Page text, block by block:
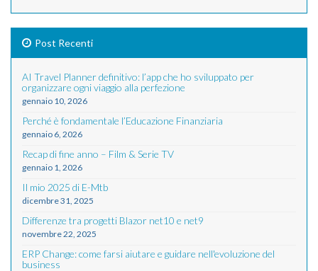
Post Recenti
AI Travel Planner definitivo: l’app che ho sviluppato per
organizzare ogni viaggio alla perfezione
gennaio 10, 2026
Perché è fondamentale l’Educazione Finanziaria
gennaio 6, 2026
Recap di fine anno – Film & Serie TV
gennaio 1, 2026
Il mio 2025 di E-Mtb
dicembre 31, 2025
Differenze tra progetti Blazor net10 e net9
novembre 22, 2025
ERP Change: come farsi aiutare e guidare nell'evoluzione del
business